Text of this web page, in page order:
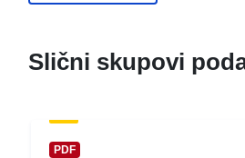
Slični skupovi
PDF